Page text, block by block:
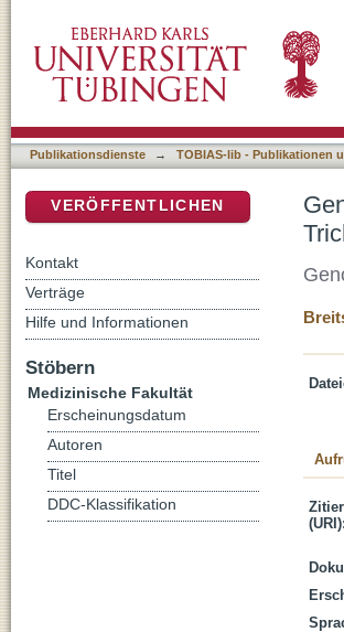
Publikationsdienste → TOBIAS-lib - Publikationen
(URI):
VERÖFFENTLICHEN
Kontakt
Verträge
Hilfe und Informationen
Stöbern
Medizinische Fakultät
Erscheinungsdatum
Autoren
Titel
DDC-Klassifikation